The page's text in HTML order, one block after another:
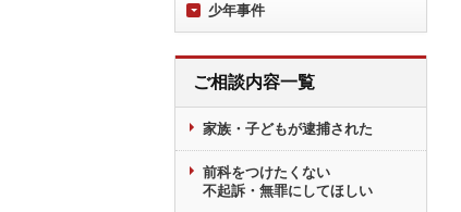
少年事件
ご相談内容一覧
家族・子どもが逮捕された
前科をつけたくない
不起訴・無罪にしてほしい